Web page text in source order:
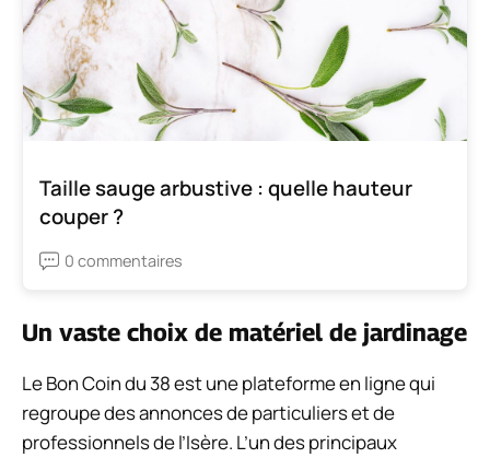
Taille sauge arbustive : quelle hauteur
couper ?
0 commentaires
Un vaste choix de matériel de jardinage
Le Bon Coin du 38 est une plateforme en ligne qui
regroupe des annonces de particuliers et de
professionnels de l’Isère. L’un des principaux